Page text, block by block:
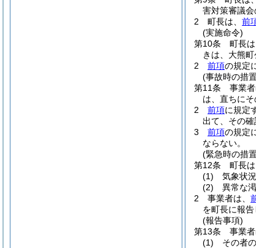
害対策審議会
2
町長は、 前
(実施命令)
第10条
町長
きは、大熊
2
前項の規定
(事故時の措
第11条
事業
は、直ちに
2
前項に規定
出て、その確
3
前項の規定
ならない。
(緊急時の措
第12条
町長は
(1)
気象状
(2)
異常な
2
事業者は、
を町長に報告
(報告事項)
第13条
事業者
(1)
その者